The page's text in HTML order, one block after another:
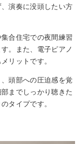
演奏に没頭したい方
合住宅での夜間練習
。また、電子ピアノ
リットです。
頭部への圧迫感を覚
までしっかり聴きた
タイプです。